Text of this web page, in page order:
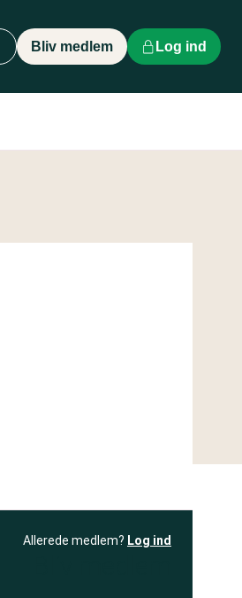
Bliv medlem Log ind
Allerede medlem? Log ind